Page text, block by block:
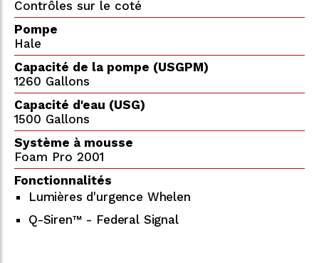
Contrôles sur le coté
Pompe
Hale
Capacité de la pompe (USGPM)
1260 Gallons
Capacité d'eau (USG)
1500 Gallons
Système à mousse
Foam Pro 2001
Fonctionnalités
Lumières d'urgence Whelen
Q-Siren™ - Federal Signal